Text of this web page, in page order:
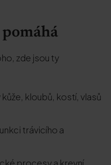
zde jsou ty
kloubů, kostí, vlasů
trávicího a